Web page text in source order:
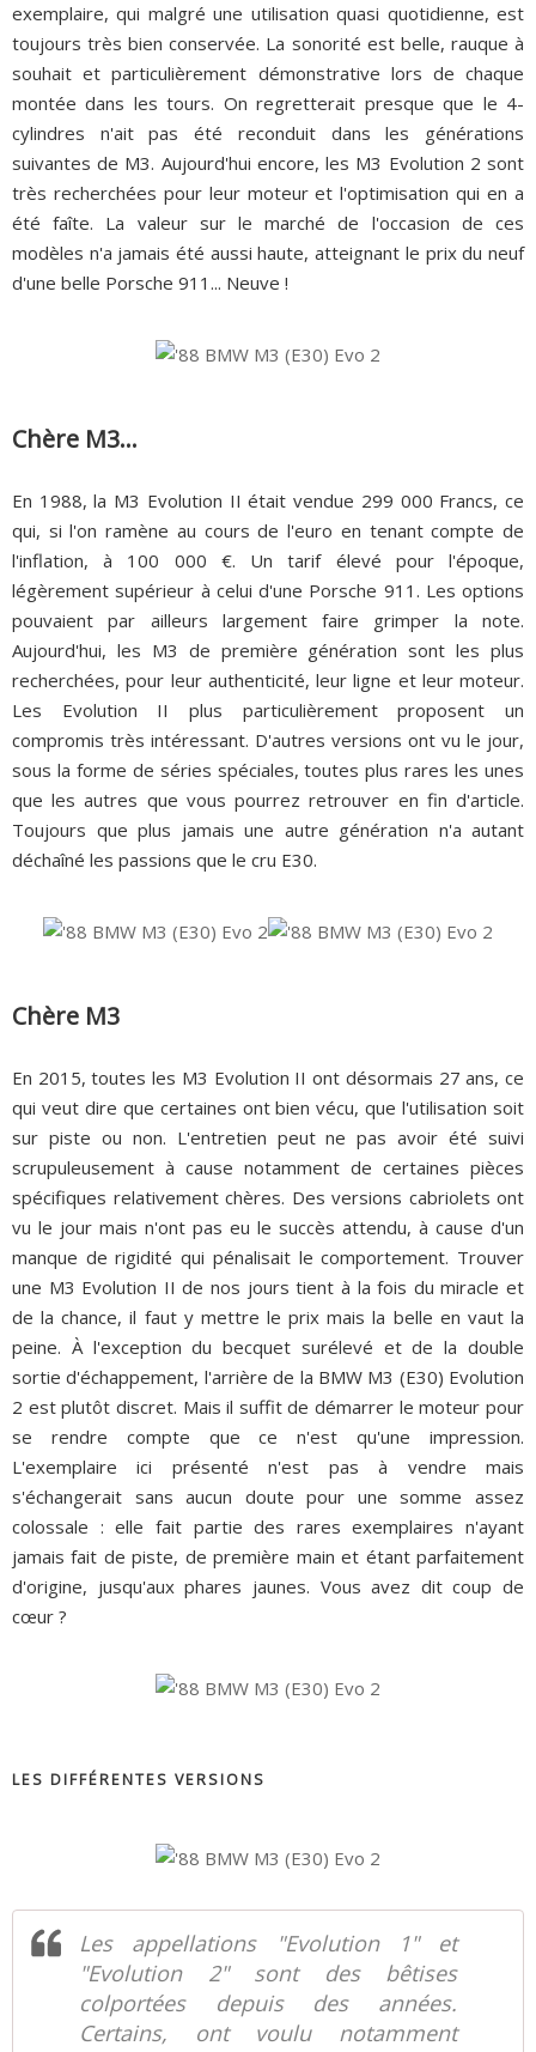
exemplaire, qui malgré une utilisation quasi quotidienne, est
toujours très bien conservée. La sonorité est belle, rauque à
souhait et particulièrement démonstrative lors de chaque
montée dans les tours. On regretterait presque que le 4-
cylindres n'ait pas été reconduit dans les générations
suivantes de M3. Aujourd'hui encore, les M3 Evolution 2 sont
très recherchées pour leur moteur et l'optimisation qui en a
été faîte. La valeur sur le marché de l'occasion de ces
modèles n'a jamais été aussi haute, atteignant le prix du neuf
d'une belle Porsche 911... Neuve !
Chère M3...
En 1988, la M3 Evolution II était vendue 299 000 Francs, ce
qui, si l'on ramène au cours de l'euro en tenant compte de
l'inflation, à 100 000 €. Un tarif élevé pour l'époque,
légèrement supérieur à celui d'une Porsche 911. Les options
pouvaient par ailleurs largement faire grimper la note.
Aujourd'hui, les M3 de première génération sont les plus
recherchées, pour leur authenticité, leur ligne et leur moteur.
Les Evolution II plus particulièrement proposent un
compromis très intéressant. D'autres versions ont vu le jour,
sous la forme de séries spéciales, toutes plus rares les unes
que les autres que vous pourrez retrouver en fin d'article.
Toujours que plus jamais une autre génération n'a autant
déchaîné les passions que le cru E30.
Chère M3
En 2015, toutes les M3 Evolution II ont désormais 27 ans, ce
qui veut dire que certaines ont bien vécu, que l'utilisation soit
sur piste ou non. L'entretien peut ne pas avoir été suivi
scrupuleusement à cause notamment de certaines pièces
spécifiques relativement chères. Des versions cabriolets ont
vu le jour mais n'ont pas eu le succès attendu, à cause d'un
manque de rigidité qui pénalisait le comportement. Trouver
une M3 Evolution II de nos jours tient à la fois du miracle et
de la chance, il faut y mettre le prix mais la belle en vaut la
peine. À l'exception du becquet surélevé et de la double
sortie d'échappement, l'arrière de la BMW M3 (E30) Evolution
2 est plutôt discret. Mais il suffit de démarrer le moteur pour
se rendre compte que ce n'est qu'une impression.
L'exemplaire ici présenté n'est pas à vendre mais
s'échangerait sans aucun doute pour une somme assez
colossale : elle fait partie des rares exemplaires n'ayant
jamais fait de piste, de première main et étant parfaitement
d'origine, jusqu'aux phares jaunes. Vous avez dit coup de
cœur ?
LES DIFFÉRENTES VERSIONS
Les appellations "Evolution 1" et
"Evolution 2" sont des bêtises
colportées depuis des années.
Certains, ont voulu notamment